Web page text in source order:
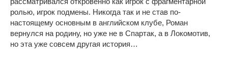
ролью, игрок подмены. Никогда так и не став по-
настоящему основным в английском клубе, Роман
вернулся на родину, но уже не в Спартак, а в Локомотив,
но эта уже совсем другая история…